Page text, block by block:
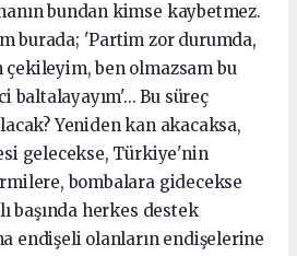
bundan kimse kaybetmez.
burada; 'Partim zor durumda,
ben olmazsam bu
baltalayayım'... Bu süreç
Yeniden kan akacaksa,
gelecekse, Türkiye'nin
bombalara gidecekse
başında herkes destek
endişeli olanların endişelerine